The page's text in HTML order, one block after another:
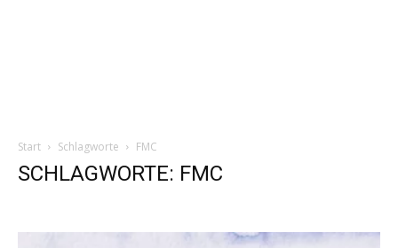
Start Schlagworte FMC
SCHLAGWORTE: FMC